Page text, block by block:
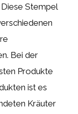
Stempel
Bei der
Produkte
ist es
Kräuter